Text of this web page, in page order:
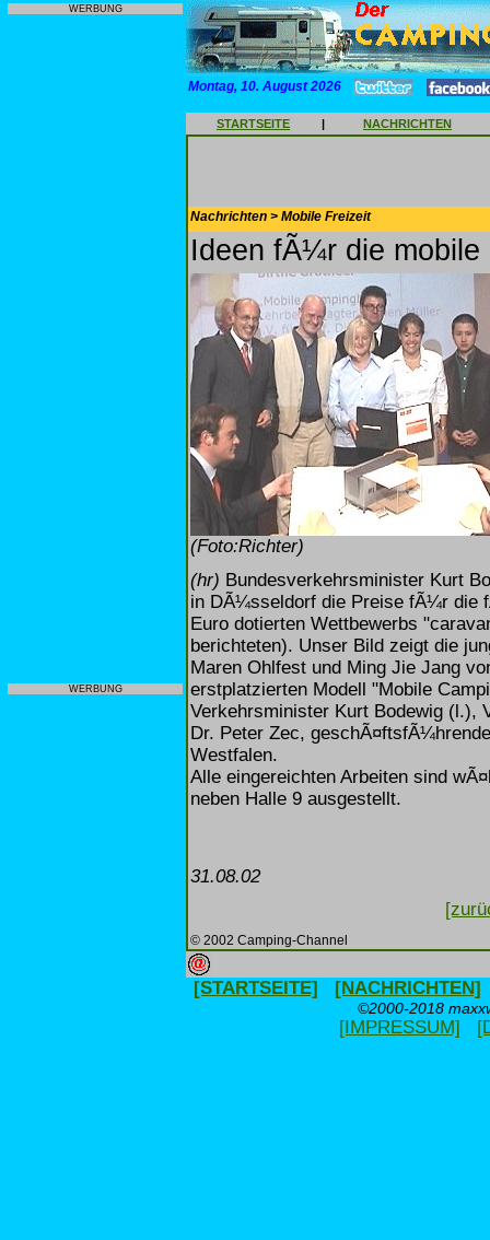
WERBUNG
WERBUNG
Montag, 10. August 2026
STARTSEITE | NACHRICHTEN
Nachrichten > Mobile Freizeit
Ideen fÃ¼r die
(Foto:Richter)
(hr) Bundesverkehrsminister Kurt
in DÃ¼sseldorf die Preise fÃ¼r die
Euro dotierten Wettbewerbs
berichteten). Unser Bild zeigt die
Maren Ohlfest und Ming Jie Jang
erstplatzierten Modell "Mobile
Verkehrsminister Kurt Bodewig (l.),
Dr. Peter Zec,
Westfalen.
Alle eingereichten Arbeiten sind
neben Halle 9 ausgestellt.
31.08.02
© 2002 Camping-Channel
[STARTSEITE] [NACHRICHTEN]
©2000-2018
[IMPRESSUM]